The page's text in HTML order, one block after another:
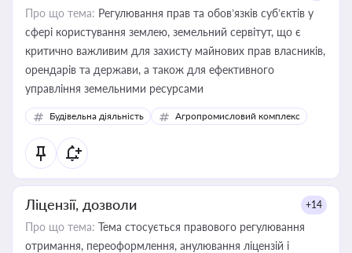
Про що тема: Регулювання прав та обов’язків суб’єктів у
сфері користування землею, земельний сервітут, що є
критично важливим для захисту майнових прав власників,
орендарів та держави, а також для ефективного
управління земельними ресурсами
Будівельна діяльність Агропромисловий комплекс
Ліцензії, дозволи +14
Про що тема: Тема стосується правового регулювання
отримання, переоформлення, анулювання ліцензій і